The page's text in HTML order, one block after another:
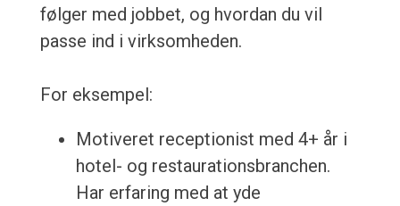
følger med jobbet, og hvordan du vil
passe ind i virksomheden.
For eksempel:
Motiveret receptionist med 4+ år i
hotel- og restaurationsbranchen.
Har erfaring med at yde